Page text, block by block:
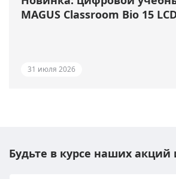
MAGUS Classroom Bio 15
31 июля 2026
Будьте в курсе наших акций